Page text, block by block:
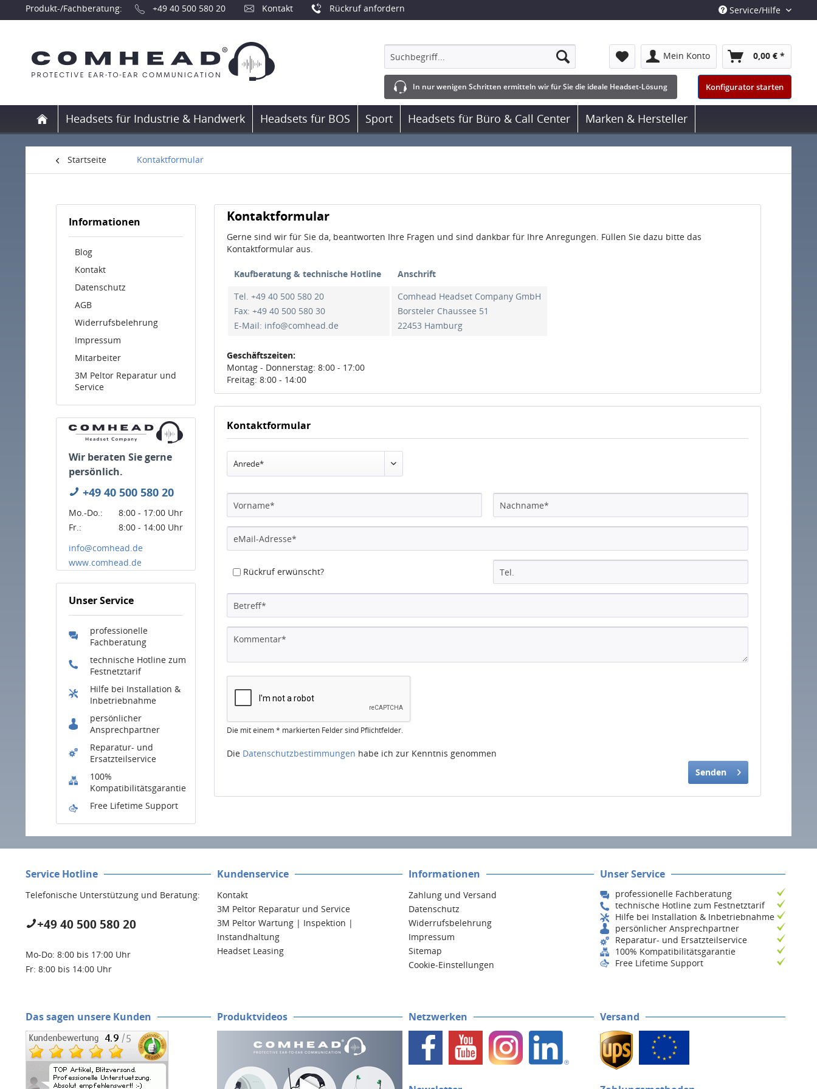
Produkt-/Fachberatung: +49 40 500 580 20 Kontakt Rückruf anfordern Service/Hilfe
Mein Konto 0,00 € *
In nur wenigen Schritten ermitteln wir für Sie die ideale Headset-Lösung Konfigurator starten
Headsets für Industrie & Handwerk Headsets für BOS Sport Headsets für Büro & Call Center Marken & Hersteller
Startseite Kontaktformular
Informationen
Blog
Kontakt
Datenschutz
AGB
Widerrufsbelehrung
Impressum
Mitarbeiter
3M Peltor Reparatur und
Service
Wir beraten Sie gerne
persönlich.
+49 40 500 580 20
Mo.-Do.:
8:00 - 17:00 Uhr
Fr.:
8:00 - 14:00 Uhr
info@comhead.de
www.comhead.de
Unser Service
professionelle
Fachberatung
technische Hotline zum
Festnetztarif
Hilfe bei Installation &
Inbetriebnahme
persönlicher
Ansprechpartner
Reparatur- und
Ersatzteilservice
100%
Kompatibilitätsgarantie
Free Lifetime Support
Kontaktformular
Gerne sind wir für Sie da, beantworten Ihre Fragen und sind dankbar für Ihre Anregungen. Füllen Sie dazu bitte das
Kontaktformular aus.
Kaufberatung & technische Hotline
Anschrift
Tel. +49 40 500 580 20
Fax: +49 40 500 580 30
E-Mail: info@comhead.de
Comhead Headset Company GmbH
Borsteler Chaussee 51
22453 Hamburg
Geschäftszeiten:
Montag - Donnerstag: 8:00 - 17:00
Freitag: 8:00 - 14:00
Kontaktformular
Anrede*
Rückruf erwünscht?
Die mit einem * markierten Felder sind Pflichtfelder.
Die Datenschutzbestimmungen habe ich zur Kenntnis genommen
Senden
Service Hotline
Telefonische Unterstützung und Beratung:
+49 40 500 580 20
Mo-Do: 8:00 bis 17:00 Uhr
Fr: 8:00 bis 14:00 Uhr
Kundenservice
Kontakt
3M Peltor Reparatur und Service
3M Peltor Wartung | Inspektion |
Instandhaltung
Headset Leasing
Informationen
Zahlung und Versand
Datenschutz
Widerrufsbelehrung
Impressum
Sitemap
Cookie-Einstellungen
Unser Service
professionelle Fachberatung
technische Hotline zum Festnetztarif
Hilfe bei Installation & Inbetriebnahme
persönlicher Ansprechpartner
Reparatur- und Ersatzteilservice
100% Kompatibilitätsgarantie
Free Lifetime Support
Das sagen unsere Kunden Produktvideos Netzwerken Versand